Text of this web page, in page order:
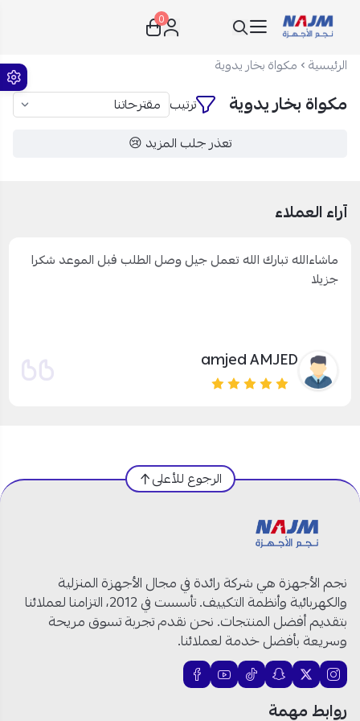
نجم الأجهزة
0
الرئيسية مكواة بخار يدوية
مكواة بخار يدوية
ترتيب
تعذر جلب المزيد 😢
آراء العملاء
ماشاءالله تبارك الله تعمل جيل وصل الطلب قبل الموعد شكرا
جزيلا
amjed AMJED
الرجوع للأعلى
نجم الأجهزة هي شركة رائدة في مجال الأجهزة المنزلية
والكهربائية وأنظمة التكييف. تأسست في 2012، التزامنا لعملائنا
بتقديم أفضل المنتجات. نحن نقدم تجربة تسوق مريحة
وسريعة بأفضل خدمة لعملائنا.
روابط مهمة